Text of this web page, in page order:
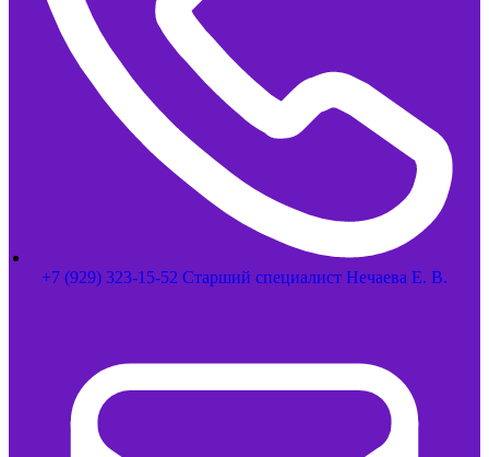
+7 (929) 323-15-52 Старший специалист Нечаева Е. В.